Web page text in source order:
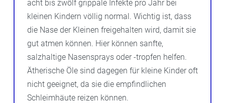
acht bis zwölf grippale Infekte pro Jahr bei
kleinen Kindern völlig normal. Wichtig ist, dass
die Nase der Kleinen freigehalten wird, damit sie
gut atmen können. Hier können sanfte,
salzhaltige Nasensprays oder -tropfen helfen.
Ätherische Öle sind dagegen für kleine Kinder oft
nicht geeignet, da sie die empfindlichen
Schleimhäute reizen können.